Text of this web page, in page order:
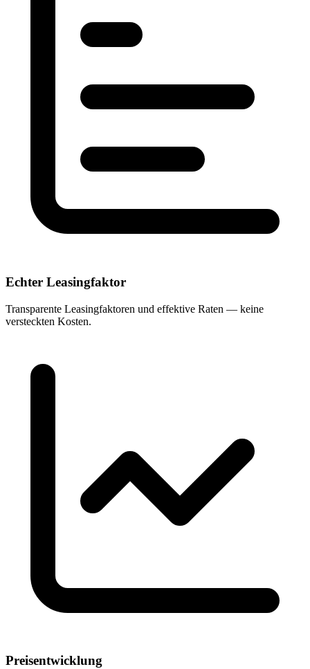
Echter Leasingfaktor
Transparente Leasingfaktoren und effektive Raten — keine
versteckten Kosten.
Preisentwicklung